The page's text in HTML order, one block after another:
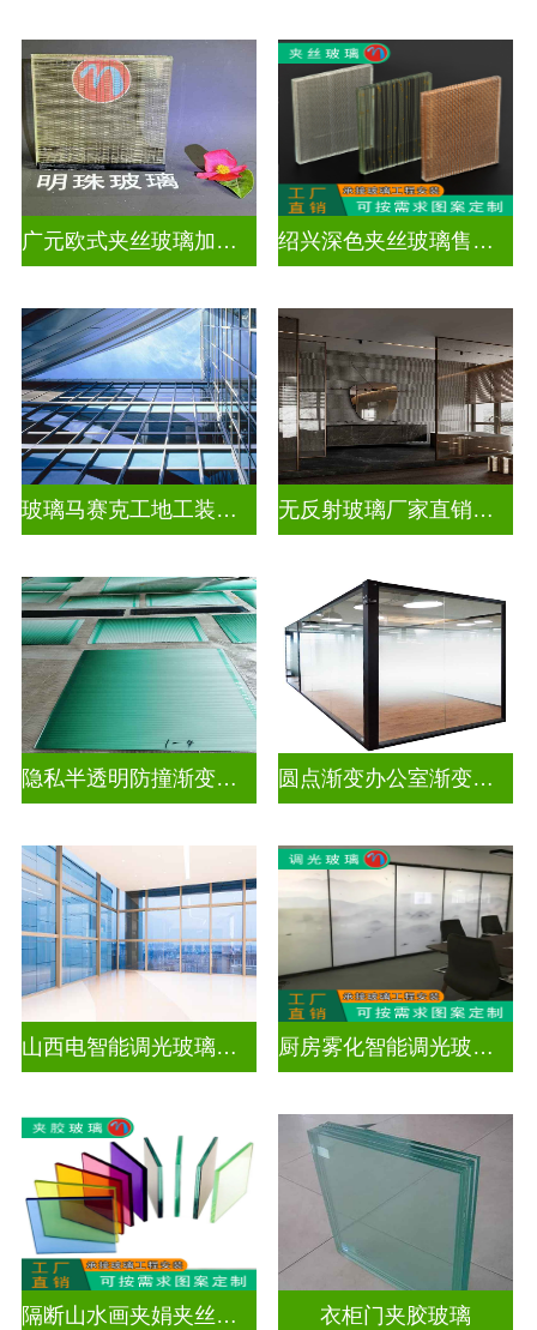
广元欧式夹丝玻璃加工店 绍兴深色夹丝玻璃售价多少
玻璃马赛克工地工装装饰玻璃 无反射玻璃厂家直销批发
隐私半透明防撞渐变装饰玻璃 圆点渐变办公室渐变玻璃
山西电智能调光玻璃厂家地址 厨房雾化智能调光玻璃有用吗
隔断山水画夹娟夹丝玻璃 衣柜门夹胶玻璃